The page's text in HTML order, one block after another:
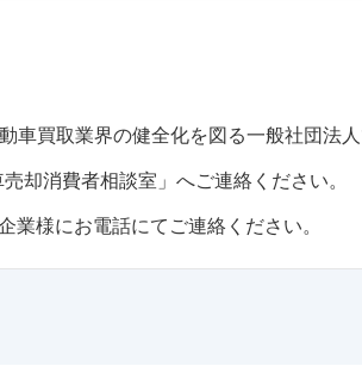
買取業界の健全化を図る一般社団法人
却消費者相談室」へご連絡ください。
様にお電話にてご連絡ください。